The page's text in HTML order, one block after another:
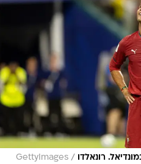
רונאלדו /
GettyImages